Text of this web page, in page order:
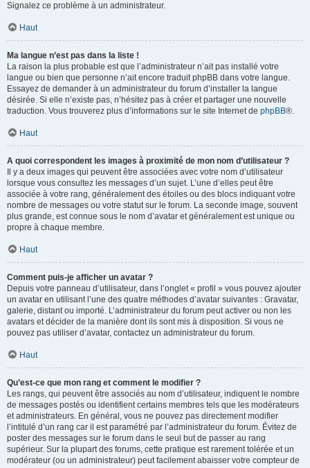
Signalez ce problème à un administrateur.
Haut
Ma langue n’est pas dans la liste !
La raison la plus probable est que l’administrateur n’ait pas installé votre
langue ou bien que personne n’ait encore traduit phpBB dans votre langue.
Essayez de demander à un administrateur du forum d’installer la langue
désirée. Si elle n’existe pas, n’hésitez pas à créer et partager une nouvelle
traduction. Vous trouverez plus d’informations sur le site Internet de phpBB®.
Haut
A quoi correspondent les images à proximité de mon nom d’utilisateur ?
Il y a deux images qui peuvent être associées avec votre nom d’utilisateur
lorsque vous consultez les messages d’un sujet. L’une d’elles peut être
associée à votre rang, généralement des étoiles ou des blocs indiquant votre
nombre de messages ou votre statut sur le forum. La seconde image, souvent
plus grande, est connue sous le nom d’avatar et généralement est unique ou
propre à chaque membre.
Haut
Comment puis-je afficher un avatar ?
Depuis votre panneau d’utilisateur, dans l’onglet « profil » vous pouvez ajouter
un avatar en utilisant l’une des quatre méthodes d’avatar suivantes : Gravatar,
galerie, distant ou importé. L’administrateur du forum peut activer ou non les
avatars et décider de la manière dont ils sont mis à disposition. Si vous ne
pouvez pas utiliser d’avatar, contactez un administrateur du forum.
Haut
Qu’est-ce que mon rang et comment le modifier ?
Les rangs, qui peuvent être associés au nom d’utilisateur, indiquent le nombre
de messages postés ou identifient certains membres tels que les modérateurs
et administrateurs. En général, vous ne pouvez pas directement modifier
l’intitulé d’un rang car il est paramétré par l’administrateur du forum. Évitez de
poster des messages sur le forum dans le seul but de passer au rang
supérieur. Sur la plupart des forums, cette pratique est rarement tolérée et un
modérateur (ou un administrateur) peut facilement abaisser votre compteur de